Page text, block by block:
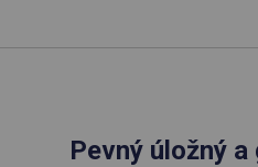
Pevný úložný